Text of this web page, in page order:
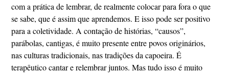
com a prática de lembrar, de realmente colocar para fora o que
se sabe, que é assim que aprendemos. E isso pode ser positivo
para a coletividade. A contação de histórias, “causos”,
parábolas, cantigas, é muito presente entre povos originários,
nas culturas tradicionais, nas tradições da capoeira. É
terapêutico cantar e relembrar juntos. Mas tudo isso é muito